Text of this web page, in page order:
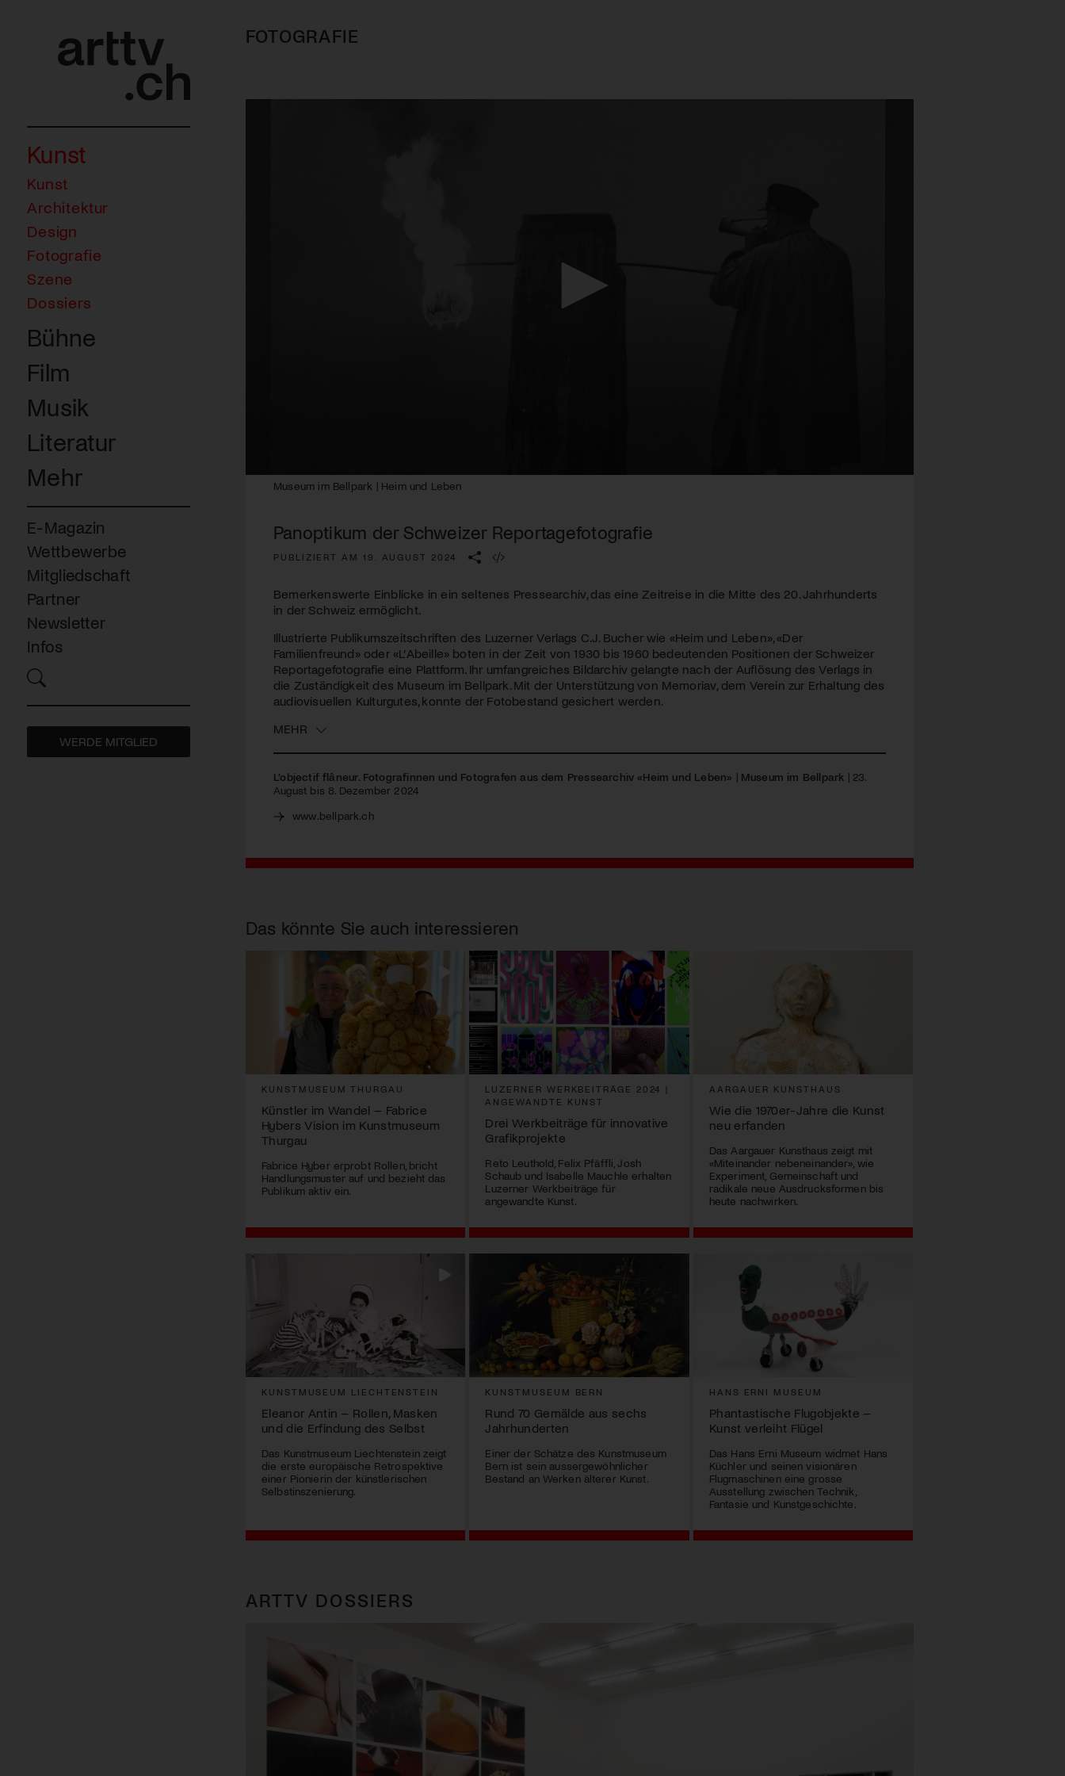
Kunst
Kunst
Architektur
Design
Fotografie
Szene
Dossiers
Bühne
Film
Musik
Literatur
Mehr
E-Magazin
Wettbewerbe
Mitgliedschaft
Partner
Newsletter
Infos
WERDE MITGLIED
FOTOGRAFIE
seconds
minutes,
secondsVolume
Museum im Bellpark | Heim und Leben
Panoptikum der Schweizer Reportagefotografie
PUBLIZIERT AM 19. AUGUST 2024
Bemerkenswerte Einblicke in ein seltenes Pressearchiv, das eine Zeitreise in die Mitte des 20. Jahrhunderts
in der Schweiz ermöglicht.
Illustrierte Publikumszeitschriften des Luzerner Verlags C.J. Bucher wie «Heim und Leben», «Der
Familienfreund» oder «L’Abeille» boten in der Zeit von 1930 bis 1960 bedeutenden Positionen der Schweizer
Reportagefotografie eine Plattform. Ihr umfangreiches Bildarchiv gelangte nach der Auflösung des Verlags in
die Zuständigkeit des Museum im Bellpark. Mit der Unterstützung von Memoriav, dem Verein zur Erhaltung des
audiovisuellen Kulturgutes, konnte der Fotobestand gesichert werden.
MEHR
L’objectif flâneur. Fotografinnen und Fotografen aus dem Pressearchiv «Heim und Leben» | Museum im Bellpark | 23.
August bis 8. Dezember 2024
www.bellpark.ch
Das könnte Sie auch interessieren
KUNSTMUSEUM THURGAU
Künstler im Wandel – Fabrice
Hybers Vision im Kunstmuseum
Thurgau
Fabrice Hyber erprobt Rollen, bricht
Handlungsmuster auf und bezieht das
Publikum aktiv ein.
LUZERNER WERKBEITRÄGE 2024 |
ANGEWANDTE KUNST
Drei Werkbeiträge für innovative
Grafikprojekte
Reto Leuthold, Felix Pfäffli, Josh
Schaub und Isabelle Mauchle erhalten
Luzerner Werkbeiträge für
angewandte Kunst.
AARGAUER KUNSTHAUS
Wie die 1970er-Jahre die Kunst
neu erfanden
Das Aargauer Kunsthaus zeigt mit
«Miteinander nebeneinander», wie
Experiment, Gemeinschaft und
radikale neue Ausdrucksformen bis
heute nachwirken.
KUNSTMUSEUM LIECHTENSTEIN
Eleanor Antin – Rollen, Masken
und die Erfindung des Selbst
Das Kunstmuseum Liechtenstein zeigt
die erste europäische Retrospektive
einer Pionierin der künstlerischen
Selbstinszenierung.
KUNSTMUSEUM BERN
Rund 70 Gemälde aus sechs
Jahrhunderten
Einer der Schätze des Kunstmuseum
Bern ist sein aussergewöhnlicher
Bestand an Werken älterer Kunst.
HANS ERNI MUSEUM
Phantastische Flugobjekte –
Kunst verleiht Flügel
Das Hans Erni Museum widmet Hans
Küchler und seinen visionären
Flugmaschinen eine grosse
Ausstellung zwischen Technik,
Fantasie und Kunstgeschichte.
ARTTV DOSSIERS